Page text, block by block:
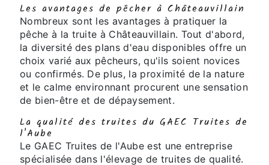
Les avantages de pêcher à Châteauvillain
Nombreux sont les avantages à pratiquer la
pêche à la truite à Châteauvillain. Tout d'abord,
la diversité des plans d'eau disponibles offre un
choix varié aux pêcheurs, qu'ils soient novices
ou confirmés. De plus, la proximité de la nature
et le calme environnant procurent une sensation
de bien-être et de dépaysement.
La qualité des truites du GAEC Truites de
l'Aube
Le GAEC Truites de l'Aube est une entreprise
spécialisée dans l'élevage de truites de qualité.